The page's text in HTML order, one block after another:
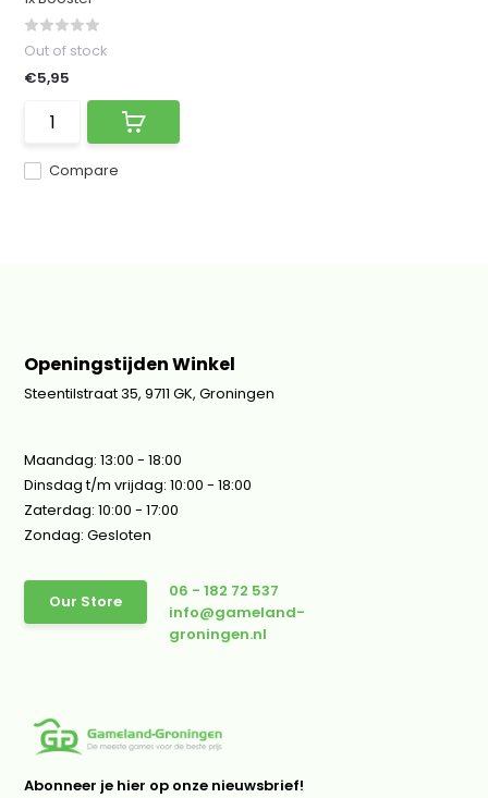
Compare
Out of stock
€5,95
Openingstijden Winkel
Steentilstraat 35, 9711 GK, Groningen
Maandag: 13:00 - 18:00
Dinsdag t/m vrijdag: 10:00 - 18:00
Zaterdag: 10:00 - 17:00
Zondag: Gesloten
Our Store
06 - 182 72 537
info@gameland-
groningen.nl
Abonneer je hier op onze nieuwsbrief!